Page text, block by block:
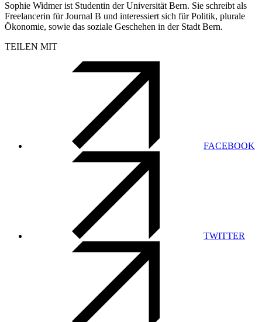
Sophie Widmer ist Studentin der Universität Bern. Sie schreibt als
Freelancerin für Journal B und interessiert sich für Politik, plurale
Ökonomie, sowie das soziale Geschehen in der Stadt Bern.
TEILEN MIT
FACEBOOK
TWITTER